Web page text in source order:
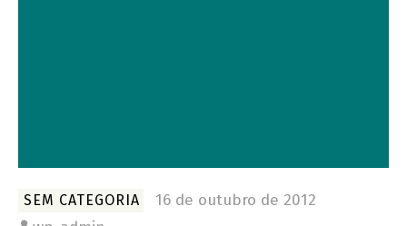
SEM CATEGORIA
16 de outubro de 2012